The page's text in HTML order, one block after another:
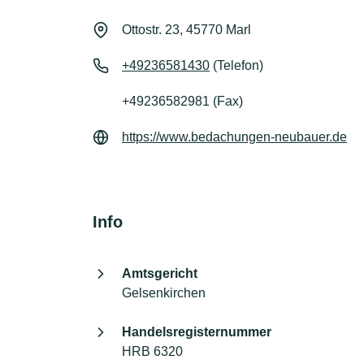
Ottostr. 23, 45770 Marl
+49236581430 (Telefon)
+49236582981 (Fax)
https://www.bedachungen-neubauer.de
Info
Amtsgericht
Gelsenkirchen
Handelsregisternummer
HRB 6320